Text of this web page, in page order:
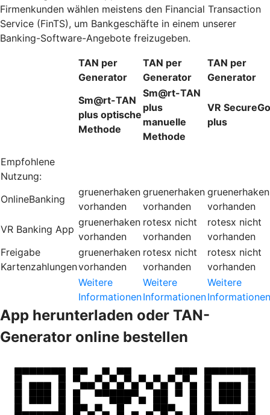
Firmenkunden wählen meistens den Financial Transaction
Service (FinTS), um Bankgeschäfte in einem unserer
Banking-Software-Angebote freizugeben.
TAN per
Generator
TAN per
Generator
TAN per
Generator
Sm@rt-TAN
plus optische
Methode
Sm@rt-TAN
plus
manuelle
Methode
VR SecureGo
plus
Empfohlene
Nutzung:
OnlineBanking
gruenerhaken
vorhanden
gruenerhaken
vorhanden
gruenerhaken
vorhanden
VR Banking App
gruenerhaken
vorhanden
rotesx nicht
vorhanden
rotesx nicht
vorhanden
Freigabe
Kartenzahlungen
gruenerhaken
vorhanden
rotesx nicht
vorhanden
rotesx nicht
vorhanden
Weitere
Informationen
Weitere
Informationen
Weitere
Informationen
App herunterladen oder TAN-
Generator online bestellen